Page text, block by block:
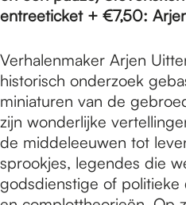
entreeticket + €7,50:
Verhalenmaker Arjen
historisch onderzoek
miniaturen van de
zijn wonderlijke
de middeleeuwen tot
sprookjes, legendes die
godsdienstige of politieke